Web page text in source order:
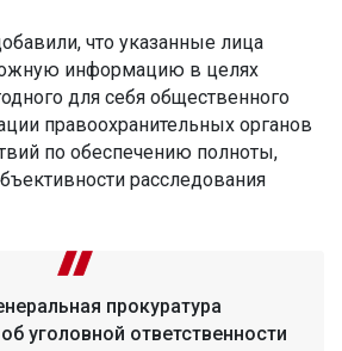
что указанные лица
информацию в целях
для себя общественного
правоохранительных органов
по обеспечению полноты,
расследования
прокуратура
уголовной ответственности